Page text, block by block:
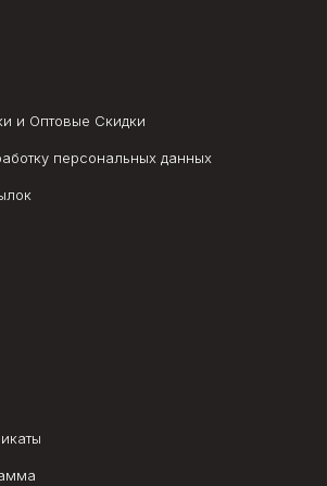
и Оптовые Скидки
персональных данных